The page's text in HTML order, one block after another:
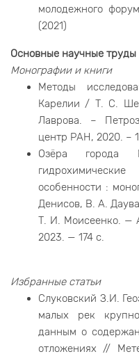
молодежного
(2021)
Основные научные труды
Монографии и книги
Методы
Карелии / Т. С.
Лаврова. –
центр РАН, 2020. –
Озёра города
особенности :
Денисов, В. А.
Т. И. Моисеенко.
2023. — 174 с.
Избранные статьи
Слуковский З.И.
малых рек
данным о
отложениях //